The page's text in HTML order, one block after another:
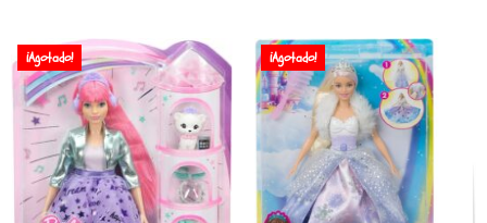
¡Agotado! ¡Agotado!